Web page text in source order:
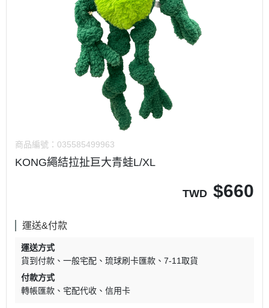
商品編號： 035585499963
KONG繩結拉扯巨大青蛙L/XL
TWD $660
運送&付款
運送方式
貨到付款
一般宅配 琉球刷卡匯款
7-11取貨
付款方式
轉帳匯款
宅配代收 信用卡